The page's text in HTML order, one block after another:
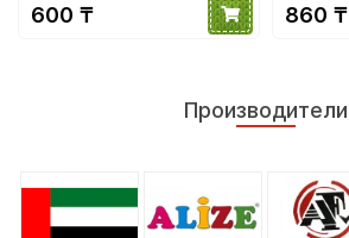
600 ₸ 860 ₸
Производители